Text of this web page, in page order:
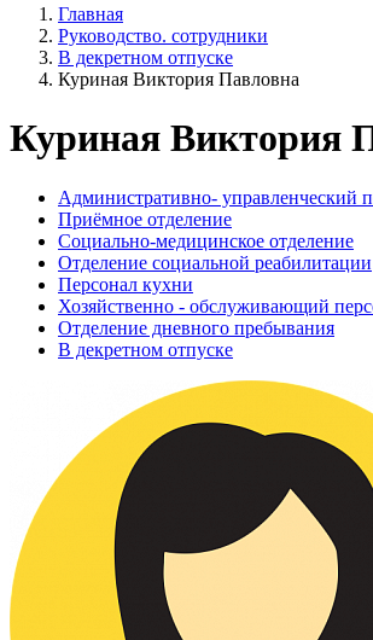
Главная
Руководство. сотрудники
В декретном отпуске
Куриная Виктория Павловна
Куриная Виктория
Административно- управленческий
Приёмное отделение
Социально-медицинское отделение
Отделение социальной реабилитации
Персонал кухни
Хозяйственно - обслуживающий
Отделение дневного пребывания
В декретном отпуске